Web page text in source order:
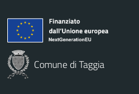
Comune di Taggia